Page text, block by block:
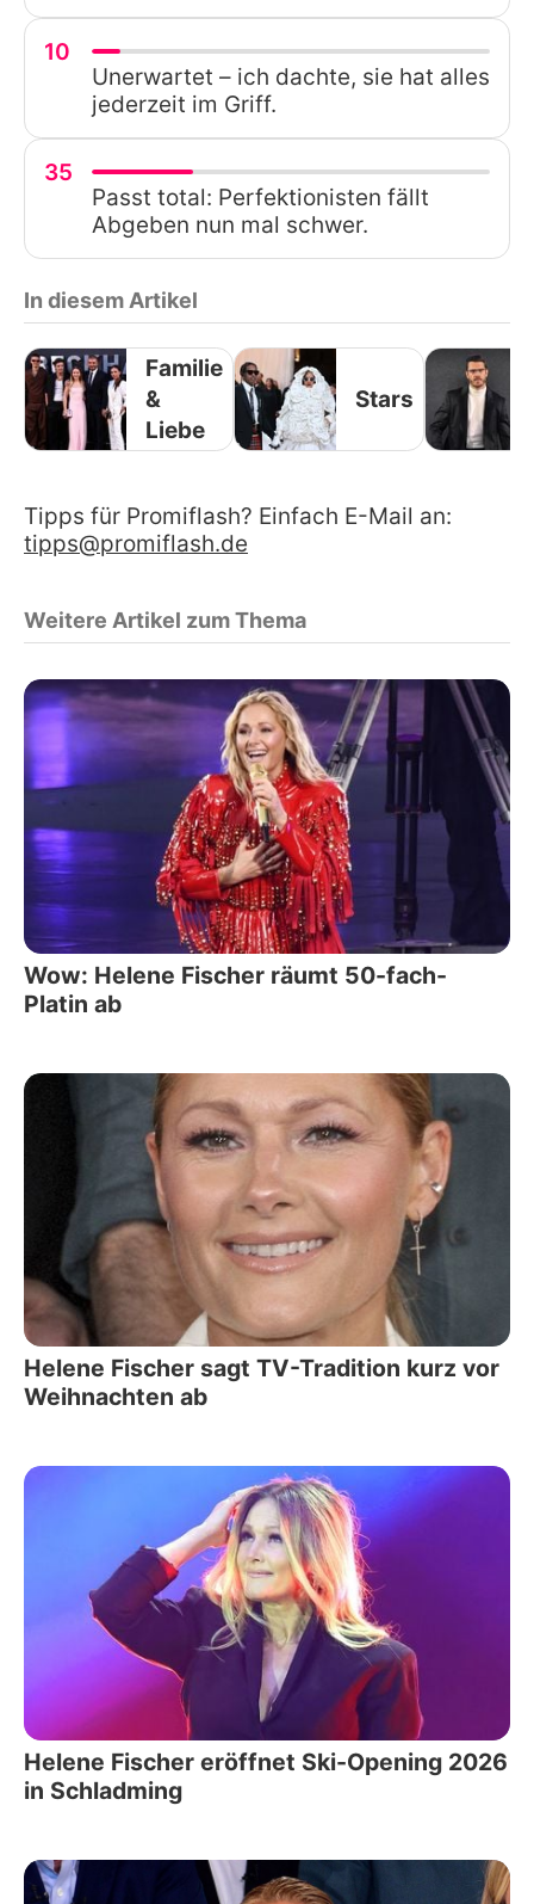
10
Unerwartet – ich dachte, sie hat alles
jederzeit im Griff.
35
Passt total: Perfektionisten fällt
Abgeben nun mal schwer.
In diesem Artikel
Familie
&
Liebe
Stars
Tipps für Promiflash? Einfach E-Mail an:
tipps@promiflash.de
Weitere Artikel zum Thema
Wow: Helene Fischer räumt 50-fach-
Platin ab
Helene Fischer sagt TV-Tradition kurz vor
Weihnachten ab
Helene Fischer eröffnet Ski-Opening 2026
in Schladming